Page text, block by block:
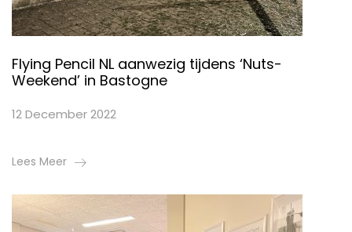
Flying Pencil NL aanwezig tijdens ‘Nuts-
Weekend’ in Bastogne
12 December 2022
Lees Meer